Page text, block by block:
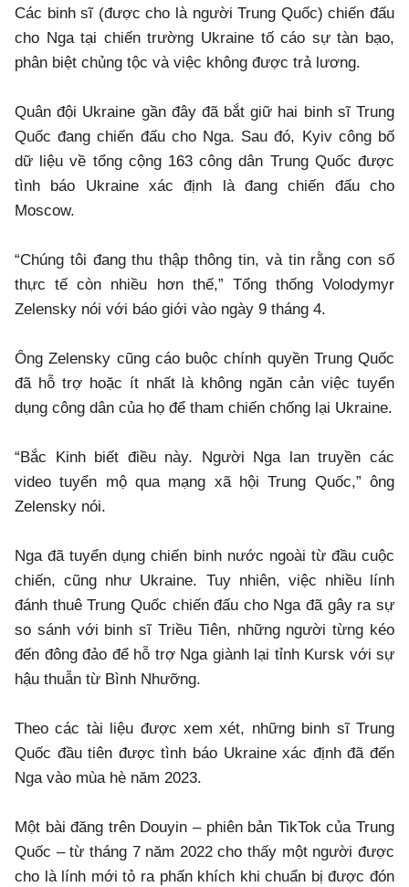
Các binh sĩ (được cho là người Trung Quốc) chiến đấu
cho Nga tại chiến trường Ukraine tố cáo sự tàn bạo,
phân biệt chủng tộc và việc không được trả lương.
Quân đội Ukraine gần đây đã bắt giữ hai binh sĩ Trung
Quốc đang chiến đấu cho Nga. Sau đó, Kyiv công bố
dữ liệu về tổng cộng 163 công dân Trung Quốc được
tình báo Ukraine xác định là đang chiến đấu cho
Moscow.
“Chúng tôi đang thu thập thông tin, và tin rằng con số
thực tế còn nhiều hơn thế,” Tổng thống Volodymyr
Zelensky nói với báo giới vào ngày 9 tháng 4.
Ông Zelensky cũng cáo buộc chính quyền Trung Quốc
đã hỗ trợ hoặc ít nhất là không ngăn cản việc tuyển
dụng công dân của họ để tham chiến chống lại Ukraine.
“Bắc Kinh biết điều này. Người Nga lan truyền các
video tuyển mộ qua mạng xã hội Trung Quốc,” ông
Zelensky nói.
Nga đã tuyển dụng chiến binh nước ngoài từ đầu cuộc
chiến, cũng như Ukraine. Tuy nhiên, việc nhiều lính
đánh thuê Trung Quốc chiến đấu cho Nga đã gây ra sự
so sánh với binh sĩ Triều Tiên, những người từng kéo
đến đông đảo để hỗ trợ Nga giành lại tỉnh Kursk với sự
hậu thuẫn từ Bình Nhưỡng.
Theo các tài liệu được xem xét, những binh sĩ Trung
Quốc đầu tiên được tình báo Ukraine xác định đã đến
Nga vào mùa hè năm 2023.
Một bài đăng trên Douyin – phiên bản TikTok của Trung
Quốc – từ tháng 7 năm 2022 cho thấy một người được
cho là lính mới tỏ ra phấn khích khi chuẩn bị được đón